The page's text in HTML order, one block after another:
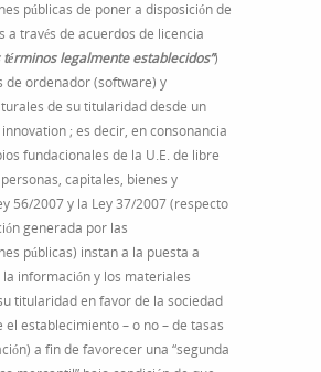
públicas de poner a disposición de
a través de acuerdos de licencia
términos legalmente establecidos”)
de ordenador (software) y
de su titularidad desde un
; es decir, en consonancia
fundacionales de la U.E. de libre
capitales, bienes y
56/2007 y la Ley 37/2007 (respecto
generada por las
públicas) instan a la puesta a
información y los materiales
titularidad en favor de la sociedad
el establecimiento – o no – de tasas
a fin de favorecer una “segunda